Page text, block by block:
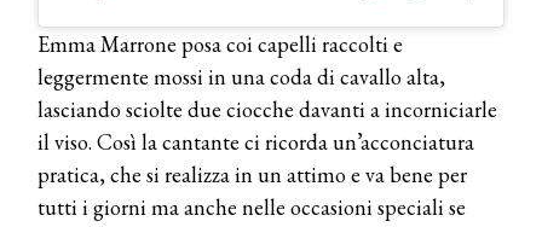
Emma Marrone posa coi capelli raccolti e
leggermente mossi in una coda di cavallo alta,
lasciando sciolte due ciocche davanti a incorniciarle
il viso. Così la cantante ci ricorda un’acconciatura
pratica, che si realizza in un attimo e va bene per
tutti i giorni ma anche nelle occasioni speciali se